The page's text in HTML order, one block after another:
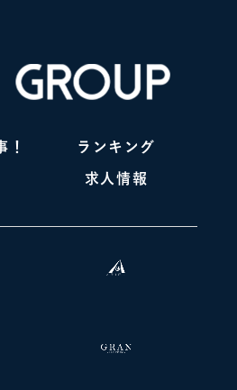
！ ランキング
求人情報